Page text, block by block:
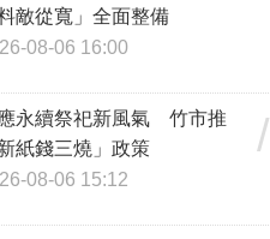
料敵從寬」全面整備
08-06 16:00
永續祭祀新風氣 竹市推
新紙錢三燒」政策
08-06 15:12
/